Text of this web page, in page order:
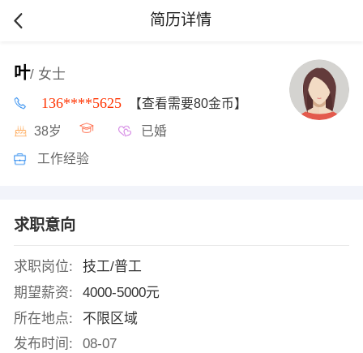
简历详情
叶/ 女士
136****5625 【查看需要80金币】
38岁 已婚
工作经验
求职意向
求职岗位:
技工/普工
期望薪资:
4000-5000元
所在地点:
不限区域
发布时间:
08-07